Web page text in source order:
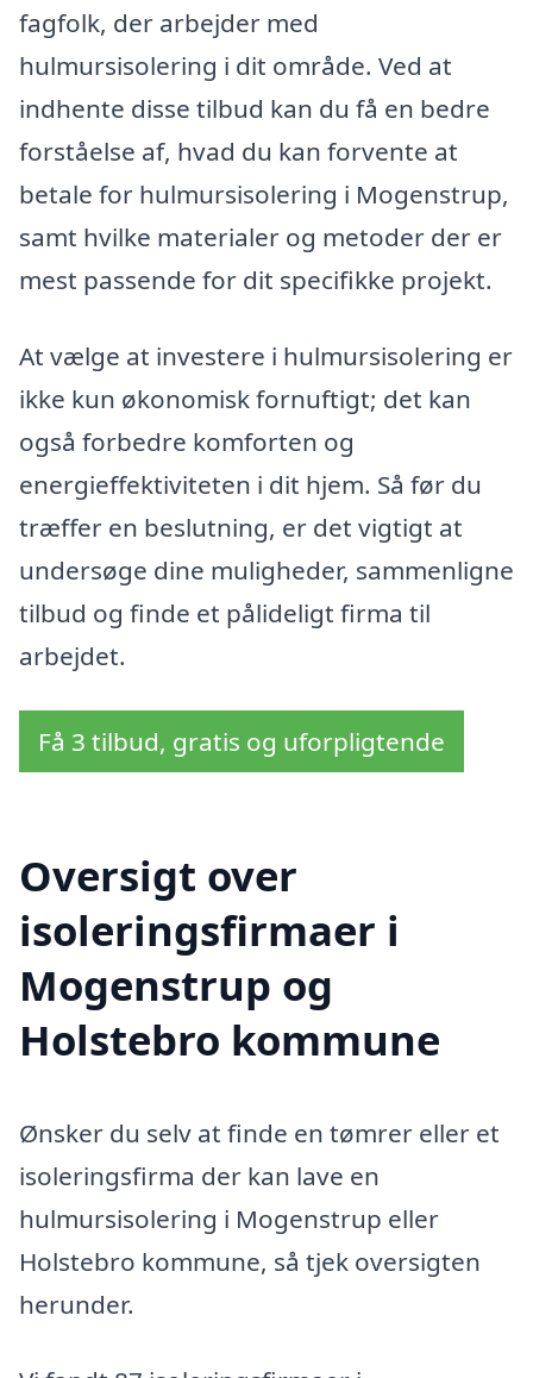
fagfolk, der arbejder med
hulmursisolering i dit område. Ved at
indhente disse tilbud kan du få en bedre
forståelse af, hvad du kan forvente at
betale for hulmursisolering i Mogenstrup,
samt hvilke materialer og metoder der er
mest passende for dit specifikke projekt.
At vælge at investere i hulmursisolering er
ikke kun økonomisk fornuftigt; det kan
også forbedre komforten og
energieffektiviteten i dit hjem. Så før du
træffer en beslutning, er det vigtigt at
undersøge dine muligheder, sammenligne
tilbud og finde et pålideligt firma til
arbejdet.
Få 3 tilbud, gratis og uforpligtende
Oversigt over
isoleringsfirmaer i
Mogenstrup og
Holstebro kommune
Ønsker du selv at finde en tømrer eller et
isoleringsfirma der kan lave en
hulmursisolering i Mogenstrup eller
Holstebro kommune, så tjek oversigten
herunder.